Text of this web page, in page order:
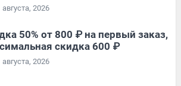
2026
50% от 800 ₽ на первый заказ,
скидка 600 ₽
2026